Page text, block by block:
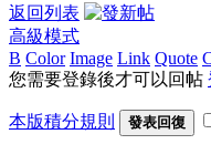
返回列表
高級模式
B Color Image Link Quote
您需要登錄後才可以回帖
本版積分規則 發表回復